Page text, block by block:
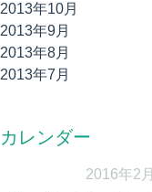
2013年10月
2013年9月
2013年8月
2013年7月
カレンダー
2016年2月